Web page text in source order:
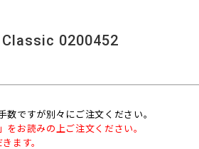
Classic 0200452
ですが別々にご注文ください。
お読みの上ご注文ください。
ます。